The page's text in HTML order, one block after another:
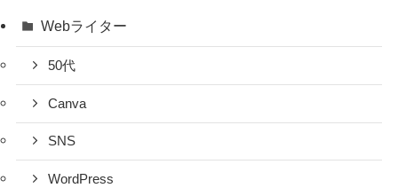
Webライター
50代
Canva
SNS
WordPress